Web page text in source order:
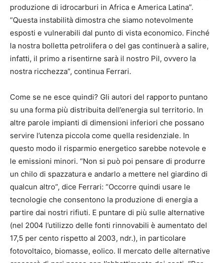
produzione di idrocarburi in Africa e America Latina”.
“Questa instabilità dimostra che siamo notevolmente
esposti e vulnerabili dal punto di vista economico. Finché
la nostra bolletta petrolifera o del gas continuerà a salire,
infatti, il primo a risentirne sarà il nostro Pil, ovvero la
nostra ricchezza”, continua Ferrari.
Come se ne esce quindi? Gli autori del rapporto puntano
su una forma più distribuita dell’energia sul territorio. In
altre parole impianti di dimensioni inferiori che possano
servire l’utenza piccola come quella residenziale. In
questo modo il risparmio energetico sarebbe notevole e
le emissioni minori. “Non si può poi pensare di produrre
un chilo di spazzatura e andarlo a mettere nel giardino di
qualcun altro”, dice Ferrari: “Occorre quindi usare le
tecnologie che consentono la produzione di energia a
partire dai nostri rifiuti. E puntare di più sulle alternative
(nel 2004 l’utilizzo delle fonti rinnovabili è aumentato del
17,5 per cento rispetto al 2003, ndr.), in particolare
fotovoltaico, biomasse, eolico. Il mercato delle alternative